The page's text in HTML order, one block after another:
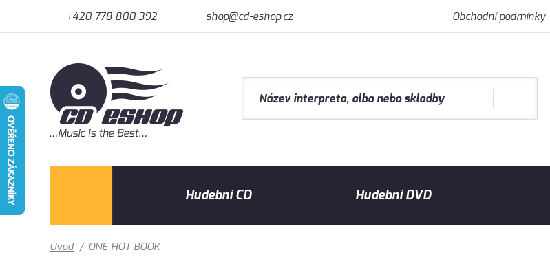
+420 778 800 392 shop@cd-eshop.cz Obchodní podmínky
Hudební CD Hudební DVD
Úvod / ONE HOT BOOK